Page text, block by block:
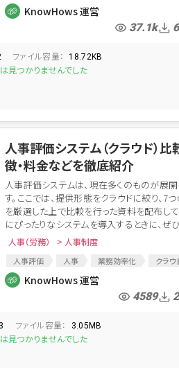
議事録
臨時株主総会
株主総会議事録
臨時株主総会議事録
慰労金贈呈
役員退職慰労金贈呈
KnowHows 運営
37.1k
ファイル容量： 18.72KB
は見つかりませんでした
人事評価システム（クラウド）比
徴・料金などを徹底紹介
人事評価システムは、現在多くのものが展
す。ここでは、提供形態をクラウドに絞り、7
を厳選した上で比較を行った資料を配布し
にぴったりなシステムを導入するときに、ぜ
人事（労務） > 人事制度
人事評価 人事 業務効率化
クラウ
人事制度
労務管理
比較表
コストカット
KnowHows 運営
4589
ファイル容量： 3.05MB
は見つかりませんでした